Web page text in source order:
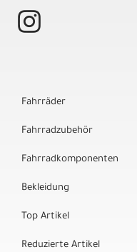
Fahrräder
Fahrradzubehör
Fahrradkomponenten
Bekleidung
Top Artikel
Reduzierte Artikel